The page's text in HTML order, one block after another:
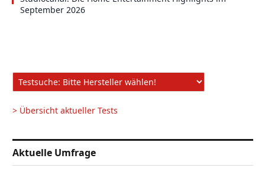
September 2026
> Übersicht aktueller Tests
Aktuelle Umfrage